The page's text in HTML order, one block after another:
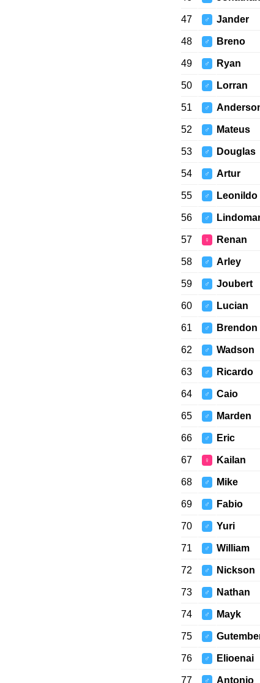
47 ♂ Jander
48 ♂ Breno
49 ♂ Ryan
50 ♂ Lorran
51 ♂
52 ♂ Mateus
53 ♂ Douglas
54 ♂ Artur
55 ♂ Leonildo
56 ♂
57 ♀ Renan
58 ♂ Arley
59 ♂ Joubert
60 ♂ Lucian
61 ♂ Brendon
62 ♂ Wadson
63 ♂ Ricardo
64 ♂ Caio
65 ♂ Marden
66 ♂ Eric
67 ♀ Kailan
68 ♂ Mike
69 ♂ Fabio
70 ♂ Yuri
71 ♂ William
72 ♂ Nickson
73 ♂ Nathan
74 ♂ Mayk
75 ♂
76 ♂ Elioenai
77 ♂ Antonio